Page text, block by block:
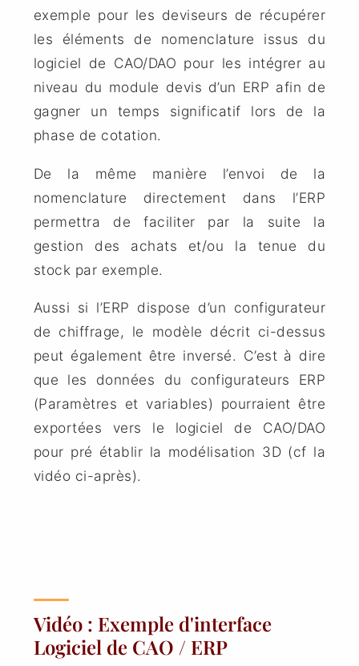
exemple pour les deviseurs de récupérer
les éléments de nomenclature issus du
logiciel de CAO/DAO pour les intégrer au
niveau du module devis d’un ERP afin de
gagner un temps significatif lors de la
phase de cotation.
De la même manière l’envoi de la
nomenclature directement dans l’ERP
permettra de faciliter par la suite la
gestion des achats et/ou la tenue du
stock par exemple.
Aussi si l’ERP dispose d’un configurateur
de chiffrage, le modèle décrit ci-dessus
peut également être inversé. C’est à dire
que les données du configurateurs ERP
(Paramètres et variables) pourraient être
exportées vers le logiciel de CAO/DAO
pour pré établir la modélisation 3D (cf la
vidéo ci-après).
Vidéo : Exemple d'interface
Logiciel de CAO / ERP